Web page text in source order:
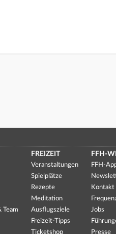
Team
FREIZEIT
Veranstaltungen
Spielplätze
Rezepte
Meditation
Ausflugsziele
Freizeit-Tipps
Ticketshop
FFH-
FFH-
Kontakt
Jobs
Presse